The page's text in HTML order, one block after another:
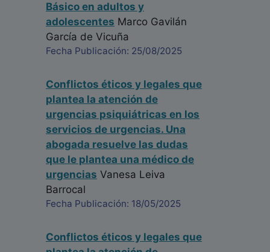
Básico en adultos y
adolescentes Marco Gavilán
García de Vicuña
Fecha Publicación: 25/08/2025
Conflictos éticos y legales que
plantea la atención de
urgencias psiquiátricas en los
servicios de urgencias. Una
abogada resuelve las dudas
que le plantea una médico de
urgencias Vanesa Leiva
Barrocal
Fecha Publicación: 18/05/2025
Conflictos éticos y legales que